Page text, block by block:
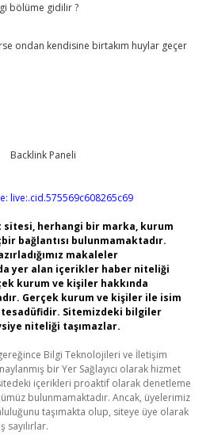
bölüme gidilir ?
ondan kendisine birtakım huylar geçer
live:.cid.575569c608265c69
sitesi, herhangi bir marka, kurum
bağlantısı bulunmamaktadır.
makaleler
yer alan içerikler haber niteliği
kurum ve kişiler hakkında
Gerçek kurum ve kişiler ile isim
Sitemizdeki bilgiler
niteliği taşımazlar.
Bilgi Teknolojileri ve İletişim
bir Yer Sağlayıcı olarak hizmet
içerikleri proaktif olarak denetleme
bulunmamaktadır. Ancak, üyelerimiz
taşımakta olup, siteye üye olarak